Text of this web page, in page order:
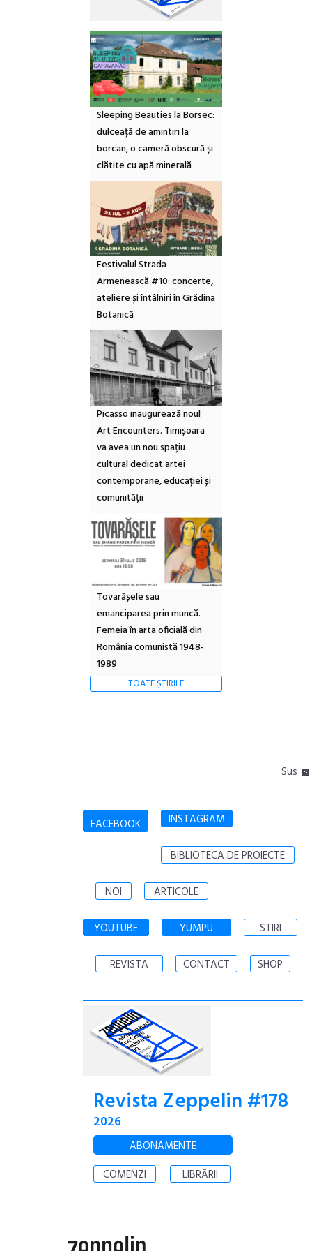
Sleeping Beauties la Borsec:
dulceață de amintiri la
borcan, o cameră obscură și
clătite cu apă minerală
Festivalul Strada
Armenească #10: concerte,
ateliere și întâlniri în Grădina
Botanică
Picasso inaugurează noul
Art Encounters. Timișoara
va avea un nou spațiu
cultural dedicat artei
contemporane, educației și
comunității
Tovarășele sau
emanciparea prin muncă.
Femeia în arta oficială din
România comunistă 1948-
1989
TOATE ȘTIRILE
Sus
FACEBOOK INSTAGRAM
BIBLIOTECA DE PROIECTE
NOI ARTICOLE
YOUTUBE YUMPU STIRI
REVISTA CONTACT SHOP
Revista Zeppelin #178
2026
ABONAMENTE
COMENZI
LIBRĂRII